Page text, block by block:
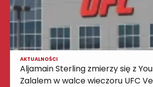
AKTUALNOŚCI
Aljamain Sterling zmierzy się z
Zalalem w walce wieczoru UFC